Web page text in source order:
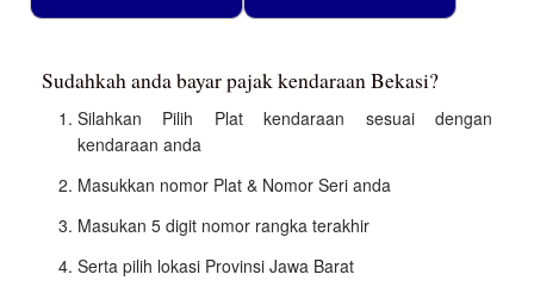
Sudahkah anda bayar pajak kendaraan Bekasi?
Silahkan Pilih Plat kendaraan sesuai dengan
kendaraan anda
Masukkan nomor Plat & Nomor Seri anda
Masukan 5 digit nomor rangka terakhir
Serta pilih lokasi Provinsi Jawa Barat